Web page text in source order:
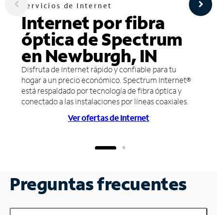
Servicios de Internet
Internet por fibra
óptica de Spectrum
en Newburgh, IN
Disfruta de Internet rápido y confiable para tu
hogar a un precio económico. Spectrum Internet®
está respaldado por tecnología de fibra óptica y
conectado a las instalaciones por líneas coaxiales.
Ver ofertas de Internet
Preguntas frecuentes